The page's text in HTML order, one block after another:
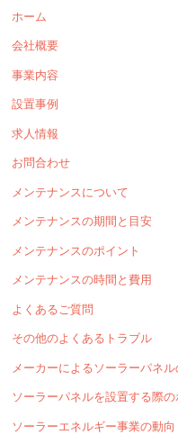
ホーム
会社概要
事業内容
設置事例
求人情報
お問合わせ
メンテナンスについて
メンテナンスの期間と目安
メンテナンスのポイント
メンテナンスの時間と費用
よくあるご質問
その他のよくあるトラブル
メーカーによるソーラーパネ
ソーラーパネルを設置する際の
ソーラーエネルギー事業の動向